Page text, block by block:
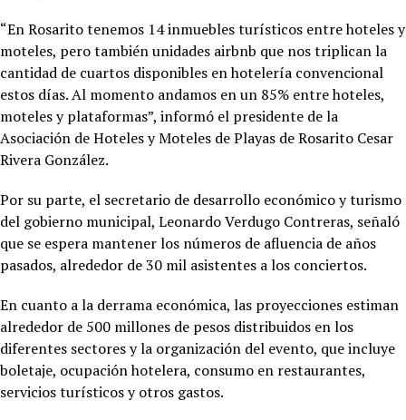
“En Rosarito tenemos 14 inmuebles turísticos entre hoteles y
moteles, pero también unidades airbnb que nos triplican la
cantidad de cuartos disponibles en hotelería convencional
estos días. Al momento andamos en un 85% entre hoteles,
moteles y plataformas”, informó el presidente de la
Asociación de Hoteles y Moteles de Playas de Rosarito Cesar
Rivera González.
Por su parte, el secretario de desarrollo económico y turismo
del gobierno municipal, Leonardo Verdugo Contreras, señaló
que se espera mantener los números de afluencia de años
pasados, alrededor de 30 mil asistentes a los conciertos.
En cuanto a la derrama económica, las proyecciones estiman
alrededor de 500 millones de pesos distribuidos en los
diferentes sectores y la organización del evento, que incluye
boletaje, ocupación hotelera, consumo en restaurantes,
servicios turísticos y otros gastos.